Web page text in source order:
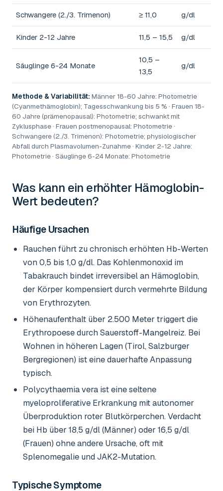
Schwangere (2./3. Trimenon) ≥ 11,0 g/dl
Kinder 2-12 Jahre 11,5 – 15,5 g/dl
Säuglinge 6-24 Monate
10,5 –
13,5
g/dl
Methode & Variabilität: Männer 18-60 Jahre: Photometrie
(Cyanmethämoglobin); Tagesschwankung bis 5 % · Frauen 18-
60 Jahre (prämenopausal): Photometrie; schwankt mit
Zyklusphase · Frauen postmenopausal: Photometrie ·
Schwangere (2./3. Trimenon): Photometrie; physiologischer
Abfall durch Plasmavolumen-Zunahme · Kinder 2-12 Jahre:
Photometrie · Säuglinge 6-24 Monate: Photometrie
Was kann ein erhöhter Hämoglobin-
Wert bedeuten?
Häufige Ursachen
Rauchen führt zu chronisch erhöhten Hb-Werten
von 0,5 bis 1,0 g/dl. Das Kohlenmonoxid im
Tabakrauch bindet irreversibel an Hämoglobin,
der Körper kompensiert durch vermehrte Bildung
von Erythrozyten.
Höhenaufenthalt über 2.500 Meter triggert die
Erythropoese durch Sauerstoff-Mangelreiz. Bei
Wohnen in höheren Lagen (Tirol, Salzburger
Bergregionen) ist eine dauerhafte Anpassung
typisch.
Polycythaemia vera ist eine seltene
myeloproliferative Erkrankung mit autonomer
Überproduktion roter Blutkörperchen. Verdacht
bei Hb über 18,5 g/dl (Männer) oder 16,5 g/dl
(Frauen) ohne andere Ursache, oft mit
Splenomegalie und JAK2-Mutation.
Typische Symptome